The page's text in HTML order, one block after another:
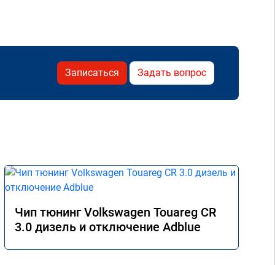
Записаться Задать вопрос
Чип тюнинг Volkswagen Touareg CR
3.0 дизель и отключение Adblue